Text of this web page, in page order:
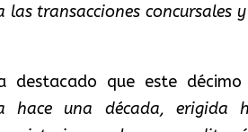
transacciones concursales
destacado que este décimo
hace una década, erigida